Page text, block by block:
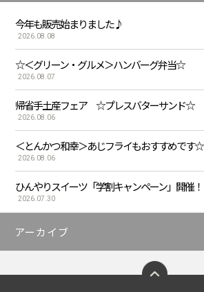
今年も販売始まりました♪
2026.08.08
☆＜グリーン・グルメ＞ハンバーグ弁当☆
2026.08.07
帰省手土産フェア ☆プレスバターサンド☆
2026.08.06
＜とんかつ和幸＞あじフライもおすすめです☆
2026.08.06
ひんやりスイーツ「学割キャンペーン」開催！
2026.07.30
アーカイブ